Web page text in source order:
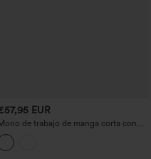
EUR
de trabajo de manga corta con
bolsillos - Edición Easy Pezzy